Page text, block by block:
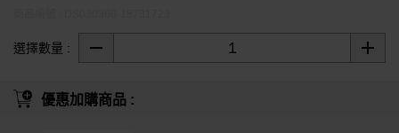
選擇數量 :
優惠加購商品 :